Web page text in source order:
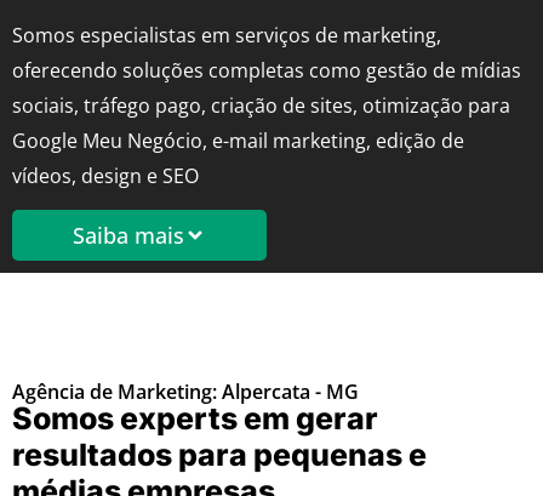
Somos especialistas em serviços de marketing,
oferecendo soluções completas como gestão de mídias
sociais, tráfego pago, criação de sites, otimização para
Google Meu Negócio, e-mail marketing, edição de
vídeos, design e SEO
Saiba mais
Agência de Marketing: Alpercata - MG
Somos experts em gerar
resultados para pequenas e